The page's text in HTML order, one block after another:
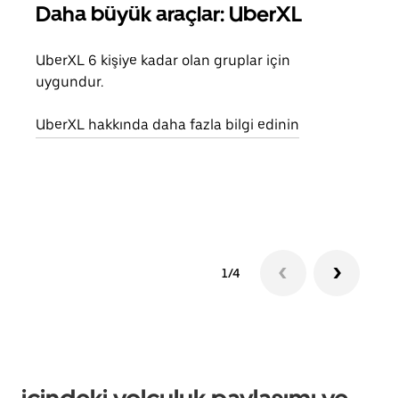
Daha büyük araçlar: UberXL
UberXL 6 kişiye kadar olan gruplar için
uygundur.
UberXL hakkında daha fazla bilgi edinin
1/4